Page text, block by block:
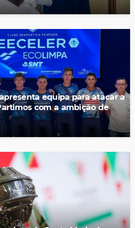
equipa para atacar a
com a ambição de